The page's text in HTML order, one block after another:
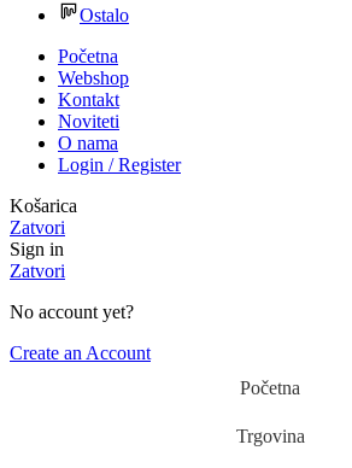
Ostalo
Početna
Webshop
Kontakt
Noviteti
O nama
Login / Register
Košarica
Zatvori
Sign in
Zatvori
No account yet?
Create an Account
Početna
Trgovina